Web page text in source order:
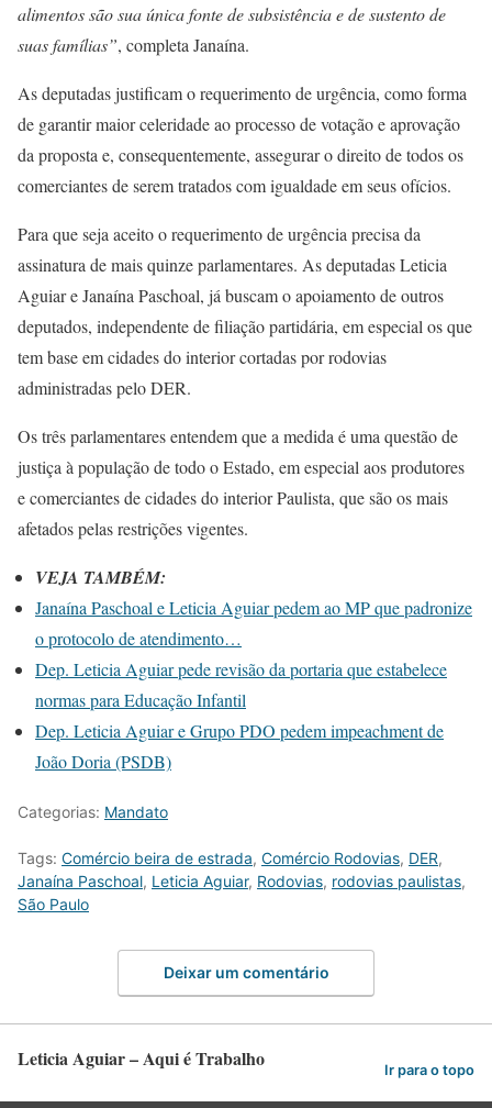
alimentos são sua única fonte de subsistência e de sustento de
suas famílias”, completa Janaína.
As deputadas justificam o requerimento de urgência, como forma
de garantir maior celeridade ao processo de votação e aprovação
da proposta e, consequentemente, assegurar o direito de todos os
comerciantes de serem tratados com igualdade em seus ofícios.
Para que seja aceito o requerimento de urgência precisa da
assinatura de mais quinze parlamentares. As deputadas Leticia
Aguiar e Janaína Paschoal, já buscam o apoiamento de outros
deputados, independente de filiação partidária, em especial os que
tem base em cidades do interior cortadas por rodovias
administradas pelo DER.
Os três parlamentares entendem que a medida é uma questão de
justiça à população de todo o Estado, em especial aos produtores
e comerciantes de cidades do interior Paulista, que são os mais
afetados pelas restrições vigentes.
VEJA TAMBÉM:
Janaína Paschoal e Leticia Aguiar pedem ao MP que padronize
o protocolo de atendimento…
Dep. Leticia Aguiar pede revisão da portaria que estabelece
normas para Educação Infantil
Dep. Leticia Aguiar e Grupo PDO pedem impeachment de
João Doria (PSDB)
Categorias: Mandato
Tags: Comércio beira de estrada, Comércio Rodovias, DER,
Janaína Paschoal, Leticia Aguiar, Rodovias, rodovias paulistas,
São Paulo
Deixar um comentário
Leticia Aguiar – Aqui é Trabalho Ir para o topo